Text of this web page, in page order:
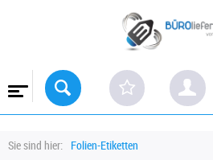
Sie sind hier: Folien-Etiketten